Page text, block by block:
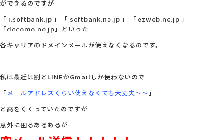
ができるのですが
「i.softbank.jp」「softbank.ne.jp」「ezweb.ne.jp」
「docomo.ne.jp」といった
各キャリアのドメインメールが使えなくなるのです。
私は最近は割とLINEかGmailしか使わないので
「メールアドレスくらい使えなくても大丈夫～～ 」
と高をくくっていたのですが
意外に困るあるあるが…